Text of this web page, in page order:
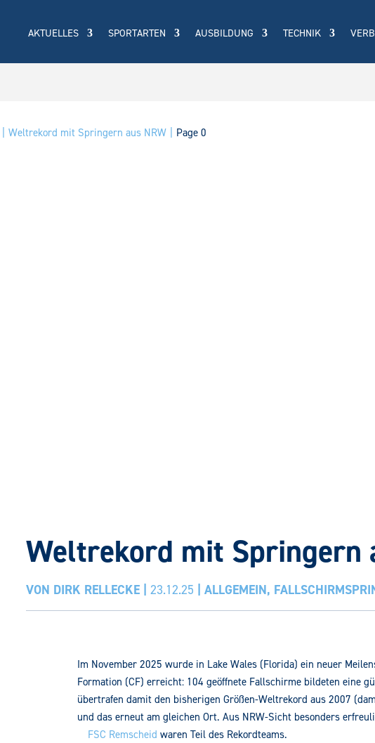
AKTUELLES SPORTARTEN AUSBILDUNG TECHNIK
Weltrekord mit Springern aus NRW Page 0
Weltrekord mit Springern
VON DIRK RELLECKE |23.12.25 |ALLGEMEIN,
Im November 2025 wurde in Lake Wales (Florida) ein neuer
Formation (CF) erreicht: 104 geöffnete Fallschirme bildeten eine
übertrafen damit den bisherigen Größen-Weltrekord aus2007
und das erneutam gleichen Ort. Aus NRW-Sicht besonders
FSC Remscheid waren Teil des Rekordteams.